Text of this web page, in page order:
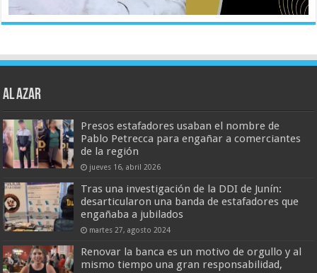
AL AZAR
Presos estafadores usaban el nombre de
Pablo Petrecca para engañar a comerciantes
de la región
jueves 16, abril 2026
Tras una investigación de la DDI de Junín:
desarticularon una banda de estafadores que
engañaba a jubilados
martes 27, agosto 2024
Renovar la banca es un motivo de orgullo y al
mismo tiempo una gran responsabilidad,